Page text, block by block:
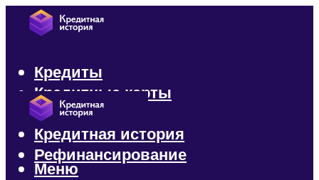
Кредиты
Кредитные карты
Микрозаймы
Кредитная история
Рефинансирование
Меню